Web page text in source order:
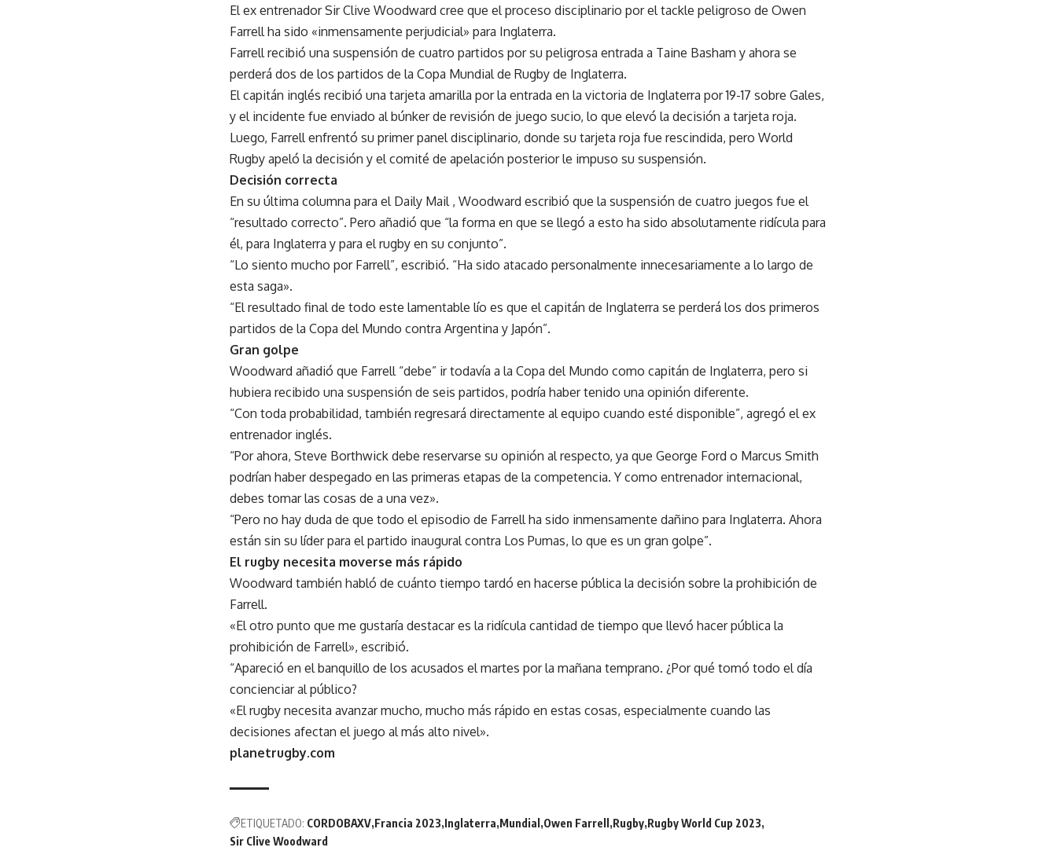
El ex entrenador Sir Clive Woodward cree que el proceso disciplinario por el tackle peligroso de Owen
Farrell ha sido «inmensamente perjudicial» para Inglaterra.
Farrell recibió una suspensión de cuatro partidos por su peligrosa entrada a Taine Basham y ahora se
perderá dos de los partidos de la Copa Mundial de Rugby de Inglaterra.
El capitán inglés recibió una tarjeta amarilla por la entrada en la victoria de Inglaterra por 19-17 sobre Gales,
y el incidente fue enviado al búnker de revisión de juego sucio, lo que elevó la decisión a tarjeta roja.
Luego, Farrell enfrentó su primer panel disciplinario, donde su tarjeta roja fue rescindida, pero World
Rugby apeló la decisión y el comité de apelación posterior le impuso su suspensión.
Decisión correcta
En su última columna para el Daily Mail , Woodward escribió que la suspensión de cuatro juegos fue el
“resultado correcto”. Pero añadió que “la forma en que se llegó a esto ha sido absolutamente ridícula para
él, para Inglaterra y para el rugby en su conjunto”.
“Lo siento mucho por Farrell”, escribió. “Ha sido atacado personalmente innecesariamente a lo largo de
esta saga».
“El resultado final de todo este lamentable lío es que el capitán de Inglaterra se perderá los dos primeros
partidos de la Copa del Mundo contra Argentina y Japón”.
Gran golpe
Woodward añadió que Farrell “debe” ir todavía a la Copa del Mundo como capitán de Inglaterra, pero si
hubiera recibido una suspensión de seis partidos, podría haber tenido una opinión diferente.
“Con toda probabilidad, también regresará directamente al equipo cuando esté disponible”, agregó el ex
entrenador inglés.
“Por ahora, Steve Borthwick debe reservarse su opinión al respecto, ya que George Ford o Marcus Smith
podrían haber despegado en las primeras etapas de la competencia. Y como entrenador internacional,
debes tomar las cosas de a una vez».
“Pero no hay duda de que todo el episodio de Farrell ha sido inmensamente dañino para Inglaterra. Ahora
están sin su líder para el partido inaugural contra Los Pumas, lo que es un gran golpe”.
El rugby necesita moverse más rápido
Woodward también habló de cuánto tiempo tardó en hacerse pública la decisión sobre la prohibición de
Farrell.
«El otro punto que me gustaría destacar es la ridícula cantidad de tiempo que llevó hacer pública la
prohibición de Farrell», escribió.
“Apareció en el banquillo de los acusados ​​el martes por la mañana temprano. ¿Por qué tomó todo el día
concienciar al público?
«El rugby necesita avanzar mucho, mucho más rápido en estas cosas, especialmente cuando las
decisiones afectan el juego al más alto nivel».
planetrugby.com
ETIQUETADO: CORDOBAXV Francia 2023 Inglaterra Mundial Owen Farrell Rugby Rugby World Cup 2023
Sir Clive Woodward